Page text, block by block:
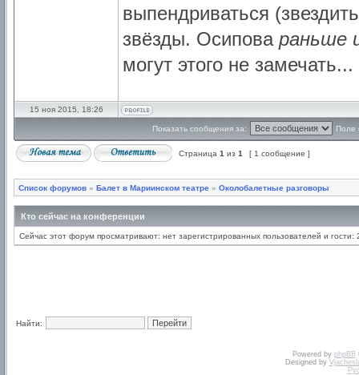
выпендриваться
звёзды. Осипова раньше
могут этого не замечать...
15 ноя 2015, 18:26
Показать сообщения за: Поле
Страница 1 из 1 [ 1 сообщение ]
Список форумов » Балет в Мариинском театре » Околобалетные разговоры
Кто сейчас на конференции
Сейчас этот форум просматривают: нет зарегистрированных пользователей и гости:
Найти:
Powered by phpBB
Designed by